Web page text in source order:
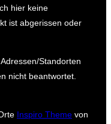
hier keine
ist abgerissen oder
Standorten
nicht beantwortet.
Inspiro Theme von